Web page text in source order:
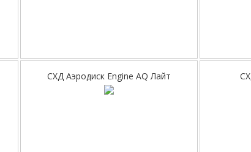
СХД Аэродиск Engine AQ Лайт